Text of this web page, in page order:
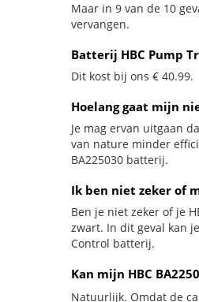
Maar in 9 van de 10
vervangen.
Batterij HBC Pump
Dit kost bij ons € 40.99.
Hoelang gaat mijn
Je mag ervan uitgaan
van nature minder
BA225030 batterij.
Ik ben niet zeker of
Ben je niet zeker of je
zwart. In dit geval kan
Control batterij.
Kan mijn HBC
Natuurlijk. Omdat de